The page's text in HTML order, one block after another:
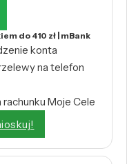
do 410 zł | mBank
konta
na telefon
Moje Cele